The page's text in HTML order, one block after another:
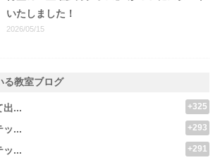
いたしました！
2026/05/15
る教室ブログ
出... +325
ッ... +293
ッ... +291